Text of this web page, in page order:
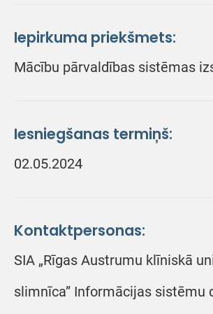
Iepirkuma priekšmets:
Mācību pārvaldības sistēmas
Iesniegšanas termiņš:
02.05.2024
Kontaktpersonas:
SIA „Rīgas Austrumu klīniskā
slimnīca” Informācijas sistēmu